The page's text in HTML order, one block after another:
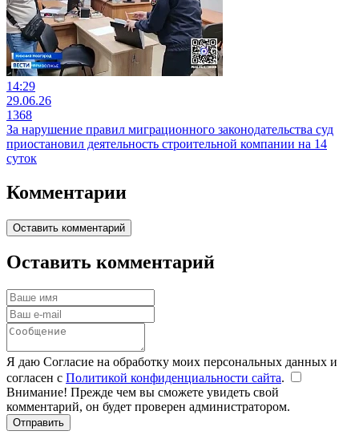
14:29
29.06.26
1368
За нарушение правил миграционного законодательства суд
приостановил деятельность строительной компании на 14
суток
Комментарии
Оставить комментарий
Оставить комментарий
Я даю Согласие на обработку моих персональных данных и
согласен с Политикой конфиденциальности сайта.
Внимание! Прежде чем вы сможете увидеть свой
комментарий, он будет проверен администратором.
Отправить